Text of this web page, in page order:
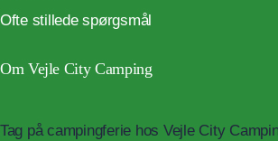
Ofte stillede spørgsmål
Om Vejle City Camping
Tag på campingferie hos Vejle City